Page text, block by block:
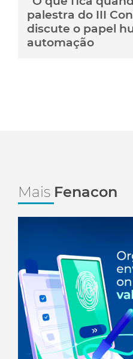
palestra do III
discute o papel
automação
Mais Fenacon